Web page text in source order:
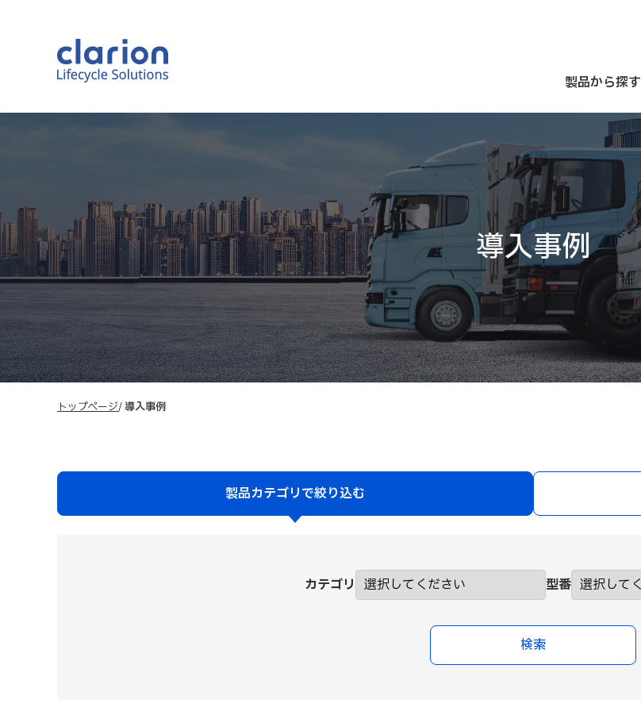
製品から探す
導入事例
トップページ 導入事例
製品カテゴリで絞り込む
カテゴリ 型番
検索